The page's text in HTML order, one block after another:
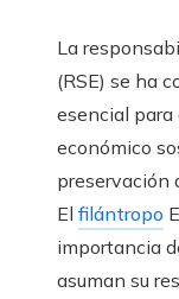
La
(RSE) se ha
esencial
económico
preservación
El filántropo
importancia
asuman su